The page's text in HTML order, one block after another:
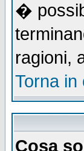
�
ragioni,
Torna in
Cosa